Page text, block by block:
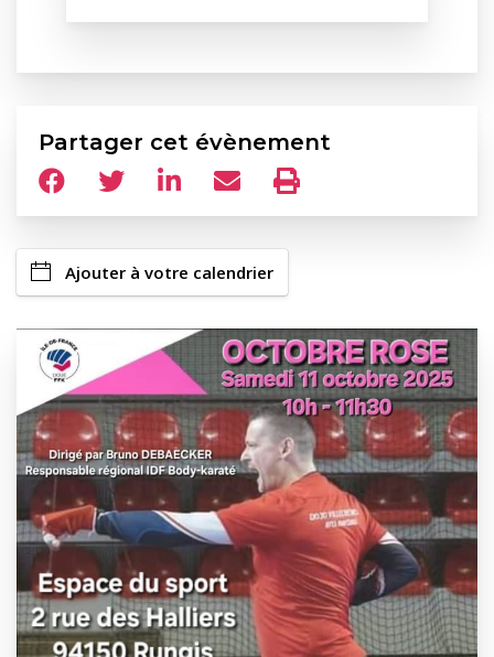
Partager cet évènement
Ajouter à votre calendrier